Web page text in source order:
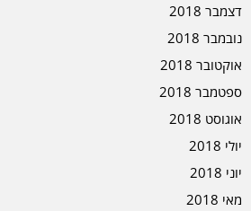
דצמבר 2018
נובמבר 2018
אוקטובר 2018
ספטמבר 2018
אוגוסט 2018
יולי 2018
יוני 2018
מאי 2018